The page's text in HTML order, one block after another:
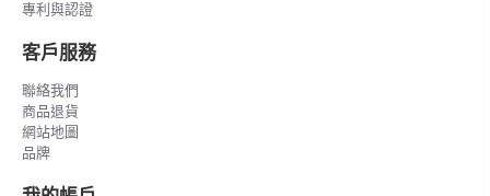
專利與認證
客戶服務
聯絡我們
商品退貨
網站地圖
品牌